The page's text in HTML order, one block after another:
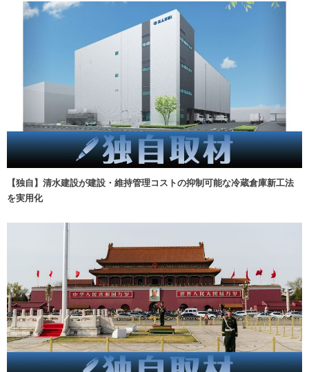
【独自】清水建設が建設・維持管理コストの抑制可能な冷蔵倉庫新工法
を実用化